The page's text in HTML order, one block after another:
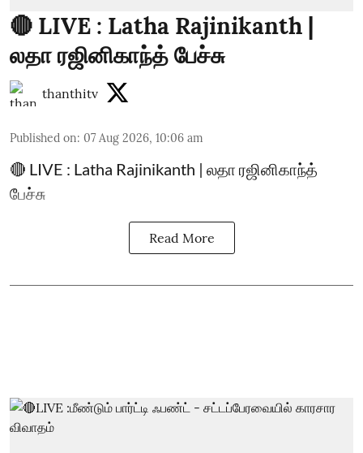
🔴 LIVE : Latha Rajinikanth |
லதா ரஜினிகாந்த் பேச்சு
thanthitv
Published on: 07 Aug 2026, 10:06 am
🔴 LIVE : Latha Rajinikanth | லதா ரஜினிகாந்த்
பேச்சு
Read More